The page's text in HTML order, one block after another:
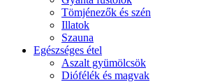
Tömjénezők és szén
Illatok
Szauna
Egészséges étel
Aszalt gyümölcsök
Diófélék és magvak